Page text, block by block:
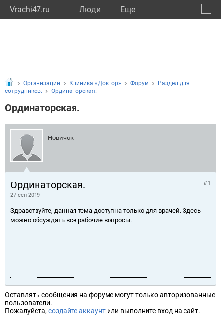
Vrachi47.ru Люди Eще
Организации Клиника «Доктор» Форум
Раздел для
сотрудников.
Ординаторская.
Ординаторская.
Новичок
Ординаторская.
27 сен 2019
#1
Здравствуйте, данная тема доступна только для врачей. Здесь
можно обсуждать все рабочие вопросы.
Оставлять сообщения на форуме могут только авторизованные
пользователи.
Пожалуйста, создайте аккаунт или выполните вход на сайт.